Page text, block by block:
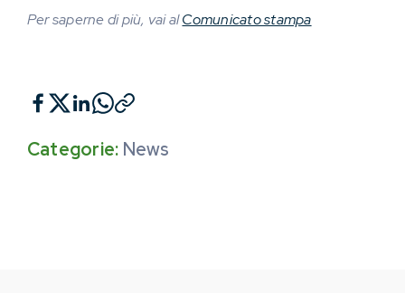
Per saperne di più, vai alComunicato stampa
Categorie: News